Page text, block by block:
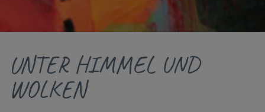
UNTER HIMMEL UND
WOLKEN